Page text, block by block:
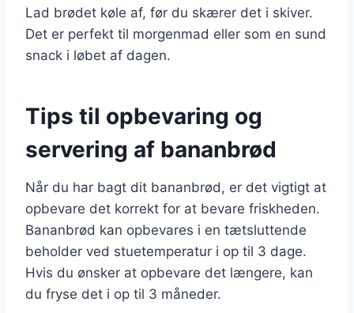
Lad brødet køle af, før du skærer det i skiver.
Det er perfekt til morgenmad eller som en sund
snack i løbet af dagen.
Tips til opbevaring og
servering af bananbrød
Når du har bagt dit bananbrød, er det vigtigt at
opbevare det korrekt for at bevare friskheden.
Bananbrød kan opbevares i en tætsluttende
beholder ved stuetemperatur i op til 3 dage.
Hvis du ønsker at opbevare det længere, kan
du fryse det i op til 3 måneder.